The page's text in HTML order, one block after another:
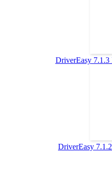
DriverEasy 7.1.3
DriverEasy